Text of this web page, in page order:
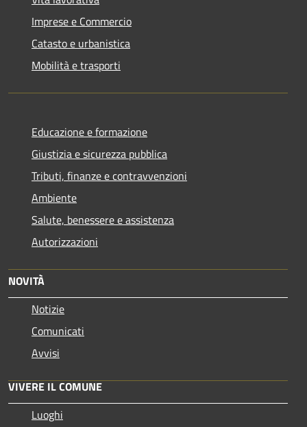
Imprese e Commercio
Catasto e urbanistica
Mobilità e trasporti
Educazione e formazione
Giustizia e sicurezza pubblica
Tributi, finanze e contravvenzioni
Ambiente
Salute, benessere e assistenza
Autorizzazioni
NOVITÀ
Notizie
Comunicati
Avvisi
VIVERE IL COMUNE
Luoghi